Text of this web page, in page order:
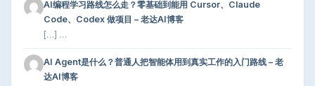
AI编程学习路线怎么走？零基础到能用 Cursor、Claude
Code、Codex 做项目 – 老达AI博客
[…] …
AI Agent是什么？普通人把智能体用到真实工作的入门路线 – 老
达AI博客